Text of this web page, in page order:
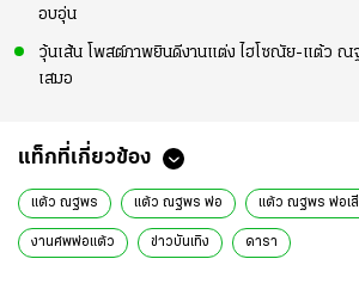
อบอุ่น
วุ้นเส้น โพสต์ภาพยินดีงานแต่ง ไฮโซณัย-แต้ว ณ
เสมอ
แท็กที่เกี่ยวข้อง
แต้ว ณฐพร แต้ว ณฐพร พ่อ แต้ว ณฐพร พ่อเ
งานศพพ่อแต้ว ข่าวบันเทิง ดารา